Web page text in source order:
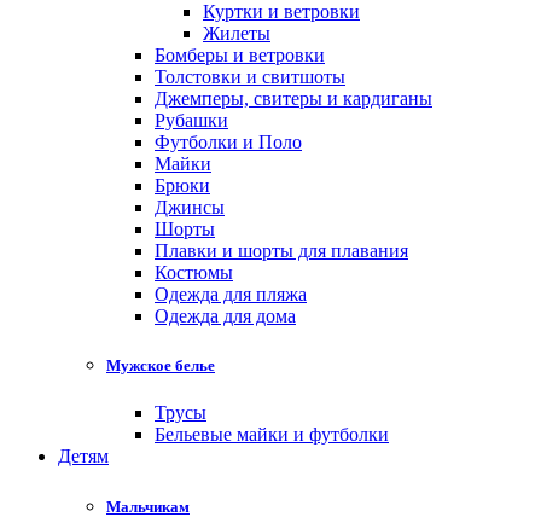
Куртки и ветровки
Жилеты
Бомберы и ветровки
Толстовки и свитшоты
Джемперы, свитеры и кардиганы
Рубашки
Футболки и Поло
Майки
Брюки
Джинсы
Шорты
Плавки и шорты для плавания
Костюмы
Одежда для пляжа
Одежда для дома
Мужское белье
Трусы
Бельевые майки и футболки
Детям
Мальчикам